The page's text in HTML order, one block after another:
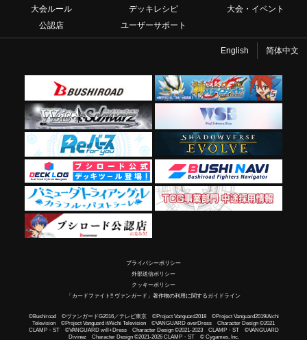
大会ルール
デッキレシピ
大会・イベント
公認店
ユーザーサポート
English 简体中文
プライバシーポリシー
外部送信ポリシー
クッキーポリシー
「カードファイト!! ヴァンガード」著作物の利用に関するガイドライン
©Bushiroad ©ヴァンガードG2016／テレビ東京 ©Project Vanguard2018 ©Project Vanguard2019/Aichi
Television ©Project Vanguard if/Aichi Television ©VANGUARD overDress Character Design ©2021
CLAMP・ST ©VANGUARD will+Dress Character Design ©2021-2023 CLAMP・ST ©VANGUARD
Divinez Character Design ©2021-2026 CLAMP・ST © Cygames, Inc.